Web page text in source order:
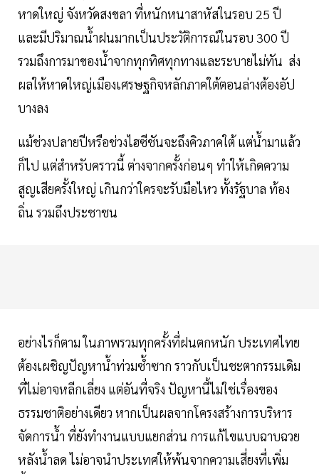
หาดใหญ่ จังหวัดสงขลา ที่หนักหนาสาหัสในรอบ 25 ปี
และมีปริมาณนํ้าฝนมากเป็นประวัติการณ์ในรอบ 300 ปี
รวมถึงการมาของนํ้าจากทุกทิศทุกทางและระบายไม่ทัน ส่ง
ผลให้หาดใหญ่เมืองเศรษฐกิจหลักภาคใต้ตอนล่างต้องอัป
บางลง
แม้ช่วงปลายปีหรือช่วงไฮซีชันจะถึงคิวภาคใต้ แต่นํ้ามาแล้ว
ก็ไป แต่สำหรับคราวนี้ ต่างจากครั้งก่อนๆ ทำให้เกิดความ
สูญเสียครั้งใหญ่ เกินกว่าใครจะรับมือไหว ทั้งรัฐบาล ท้อง
ถิ่น รวมถึงประชาชน
อย่างไรก็ตาม ในภาพรวมทุกครั้งที่ฝนตกหนัก ประเทศไทย
ต้องเผชิญปัญหานํ้าท่วมซํ้าซาก ราวกับเป็นชะตากรรมเดิม
ที่ไม่อาจหลีกเลี่ยง แต่อันที่จริง ปัญหานี้ไม่ใช่เรื่องของ
ธรรมชาติอย่างเดียว หากเป็นผลจากโครงสร้างการบริหาร
จัดการนํ้า ที่ยังทำงานแบบแยกส่วน การแก้ไขแบบฉาบฉวย
หลังนํ้าลด ไม่อาจนำประเทศให้พ้นจากความเสี่ยงที่เพิ่ม